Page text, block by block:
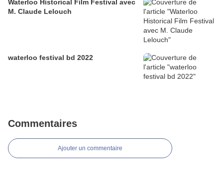
Waterloo Historical Film Festival avec
M. Claude Lelouch
waterloo festival bd 2022
Commentaires
Ajouter un commentaire